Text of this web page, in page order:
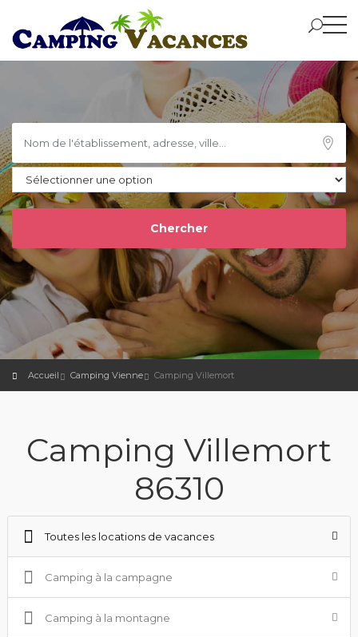
Accueil Camping Vienne Camping Villemort
Camping Villemort
86310
Toutes les locations de vacances
Camping à la campagne
Camping à la montagne